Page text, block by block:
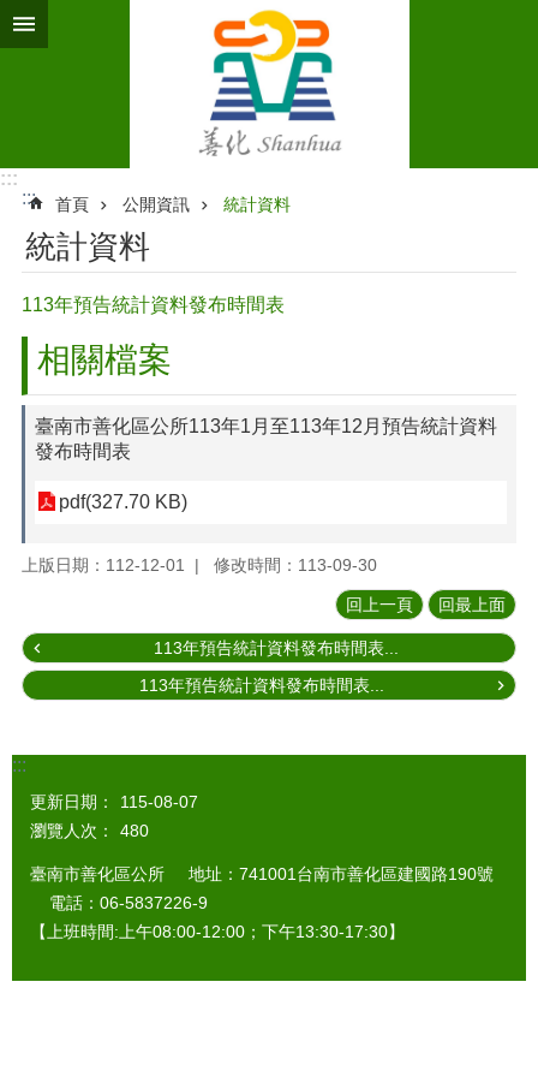
跳到主要內容區塊
:::
:::
首頁 公開資訊 統計資料
統計資料
113年預告統計資料發布時間表
相關檔案
臺南市善化區公所113年1月至113年12月預告統計資料
發布時間表
pdf(327.70 KB)
上版日期：112-12-01 修改時間：113-09-30
回上一頁 回最上面
113年預告統計資料發布時間表...
113年預告統計資料發布時間表...
:::
更新日期：
115-08-07
瀏覽人次：
480
臺南市善化區公所 地址：741001台南市善化區建國路190號
電話：06-5837226-9
【上班時間:上午08:00-12:00；下午13:30-17:30】